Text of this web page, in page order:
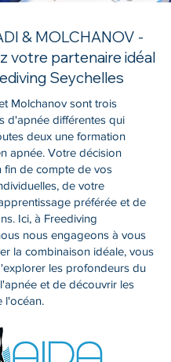
& MOLCHANOV -
votre partenaire idéal
Seychelles
Molchanov sont trois
d'apnée différentes qui
deux une formation
apnée. Votre décision
fin de compte de vos
de votre
préférée et de
Ici, à Freediving
nous engageons à vous
la combinaison idéale, vous
les profondeurs du
et de découvrir les
l'océan.